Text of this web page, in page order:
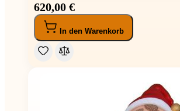
620,00 €
In den Warenkorb